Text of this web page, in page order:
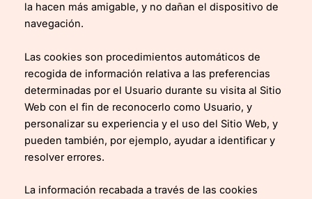
la hacen más amigable, y no dañan el dispositivo de
navegación.
Las cookies son procedimientos automáticos de
recogida de información relativa a las preferencias
determinadas por el Usuario durante su visita al Sitio
Web con el fin de reconocerlo como Usuario, y
personalizar su experiencia y el uso del Sitio Web, y
pueden también, por ejemplo, ayudar a identificar y
resolver errores.
La información recabada a través de las cookies